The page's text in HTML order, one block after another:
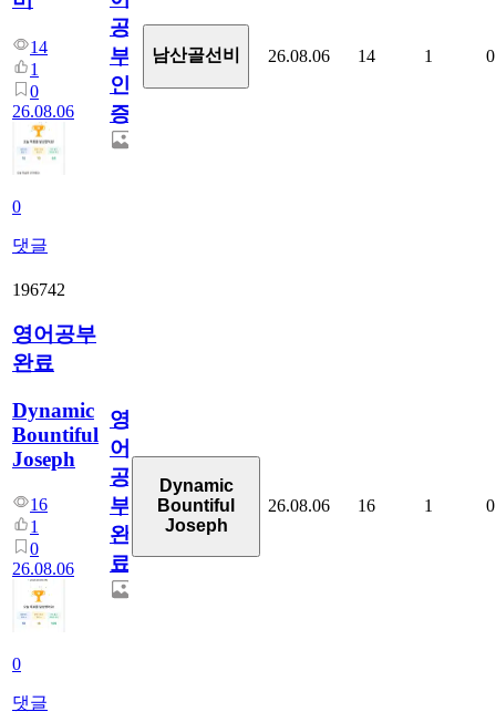
14
1
0
26.08.06
0
댓글
공
부
인
증
남산골선비 26.08.06 14 1 0
196742
영어공부
완료
Dynamic
Bountiful
Joseph
16
1
0
26.08.06
0
댓글
영
어
공
부
완
료
Dynamic
Bountiful
Joseph
26.08.06 16 1 0